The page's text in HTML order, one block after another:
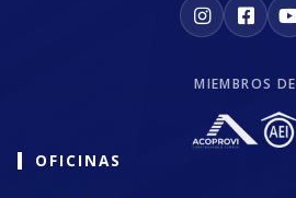
MIEMBROS DE
OFICINAS